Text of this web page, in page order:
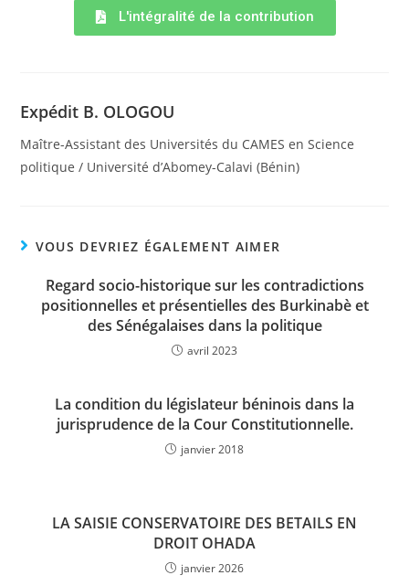
L'intégralité de la contribution
Expédit B. OLOGOU
Maître-Assistant des Universités du CAMES en Science
politique / Université d’Abomey-Calavi (Bénin)
VOUS DEVRIEZ ÉGALEMENT AIMER
Regard socio-historique sur les contradictions
positionnelles et présentielles des Burkinabè et
des Sénégalaises dans la politique
avril 2023
La condition du législateur béninois dans la
jurisprudence de la Cour Constitutionnelle.
janvier 2018
LA SAISIE CONSERVATOIRE DES BETAILS EN
DROIT OHADA
janvier 2026